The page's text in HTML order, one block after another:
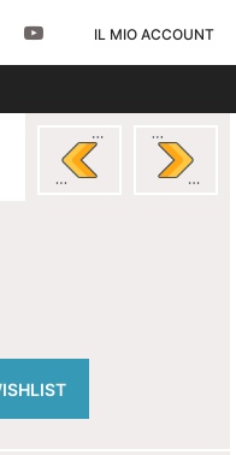
IL MIO ACCOUNT